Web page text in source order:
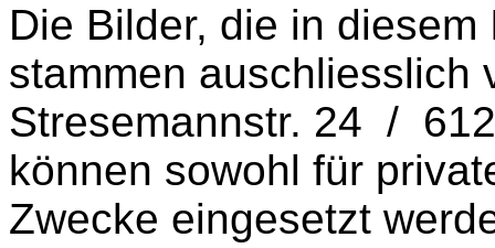
Die Bilder, die in
stammen auschliesslich
Stresemannstr. 24 /
können sowohl für
Zwecke eingesetzt